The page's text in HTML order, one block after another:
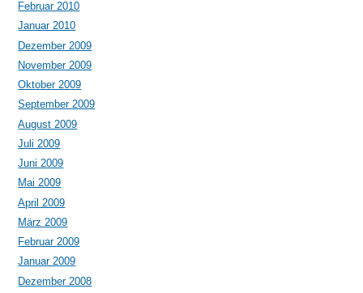
Februar 2010
Januar 2010
Dezember 2009
November 2009
Oktober 2009
September 2009
August 2009
Juli 2009
Juni 2009
Mai 2009
April 2009
März 2009
Februar 2009
Januar 2009
Dezember 2008